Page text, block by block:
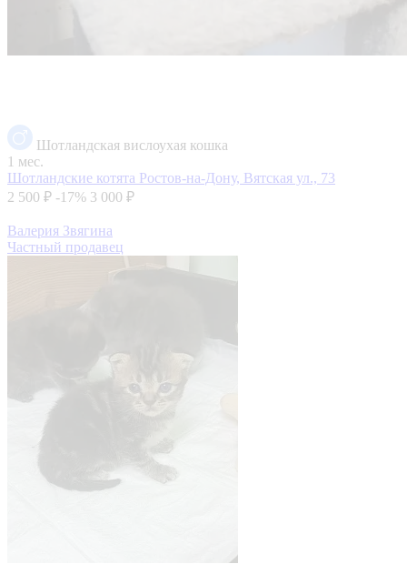
Шотландская вислоухая кошка
1 мес.
Шотландские котята Ростов-на-Дону, Вятская ул., 73
2 500 ₽ -17% 3 000 ₽
Валерия Звягина
Частный продавец